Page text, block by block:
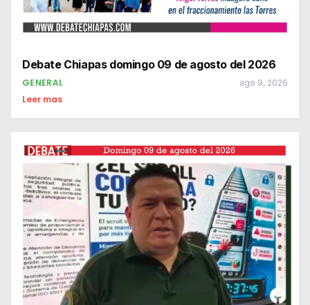
Debate Chiapas domingo 09 de agosto del 2026
GENERAL ago 9, 2026
Leer mas